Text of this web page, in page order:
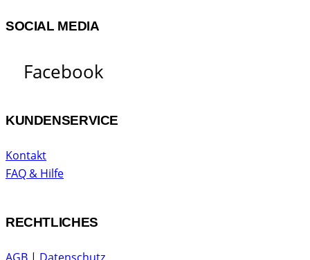
SOCIAL MEDIA
Facebook
KUNDENSERVICE
Kontakt
FAQ & Hilfe
RECHTLICHES